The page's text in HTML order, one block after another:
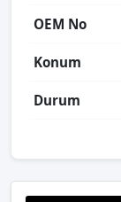
OEM No
Konum
Durum